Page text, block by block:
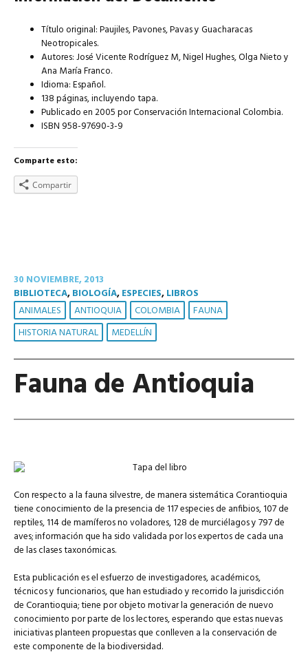
Título original: Paujiles, Pavones, Pavas y Guacharacas
Neotropicales.
Autores: José Vicente Rodríguez M, Nigel Hughes, Olga Nieto y
Ana María Franco.
Idioma: Español.
138 páginas, incluyendo tapa.
Publicado en 2005 por Conservación Internacional Colombia.
ISBN 958-97690-3-9
Comparte esto:
Compartir
30 NOVIEMBRE, 2013
BIBLIOTECA,BIOLOGÍA,ESPECIES,LIBROS
ANIMALES ANTIOQUIA COLOMBIA
FAUNA
HISTORIA NATURAL
MEDELLÍN
Fauna de Antioquia
Con respecto a la fauna silvestre, de manera sistemática Corantioquia
tiene conocimiento de la presencia de 117 especies de anfibios, 107 de
reptiles, 114 de mamíferos no voladores, 128 de murciélagos y 797 de
aves; información que ha sido validada por los expertos de cada una
de las clases taxonómicas.
Esta publicación es el esfuerzo de investigadores, académicos,
técnicos y funcionarios, que han estudiado y recorrido la jurisdicción
de Corantioquia; tiene por objeto motivar la generación de nuevo
conocimiento por parte de los lectores, esperando que estas nuevas
iniciativas planteen propuestas que conlleven a la conservación de
este componente de la biodiversidad.